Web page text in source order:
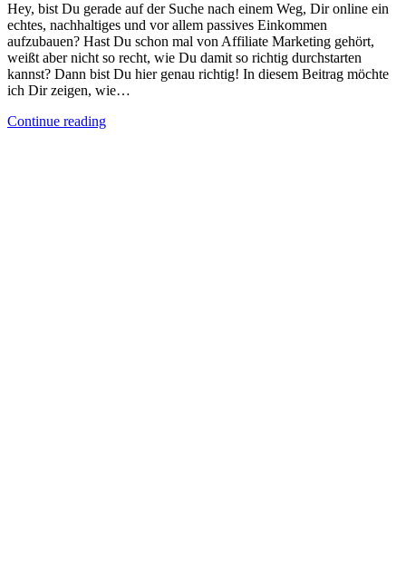
Hey, bist Du gerade auf der Suche nach einem Weg, Dir online ein
echtes, nachhaltiges und vor allem passives Einkommen
aufzubauen? Hast Du schon mal von Affiliate Marketing gehört,
weißt aber nicht so recht, wie Du damit so richtig durchstarten
kannst? Dann bist Du hier genau richtig! In diesem Beitrag möchte
ich Dir zeigen, wie…
Continue reading